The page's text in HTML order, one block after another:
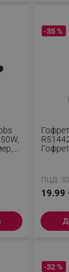
-35 %
ПЦД:
19.99
-32 %
влизане и
не може да се
строго необходими
7699
7699
7699